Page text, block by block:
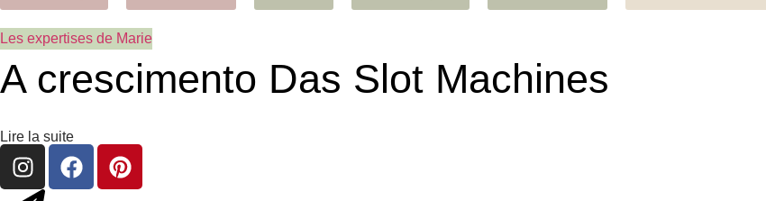
Les expertises de Marie
A crescimento Das Slot Machines
Lire la suite